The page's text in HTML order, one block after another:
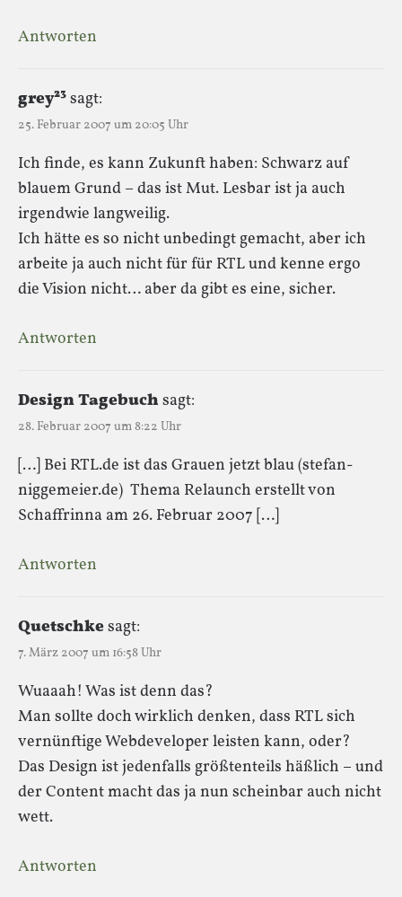
Antworten
grey²³sagt:
25. Februar 2007 um 20:05 Uhr
Ich finde, es kann Zukunft haben: Schwarz auf
blauem Grund – das ist Mut. Lesbar ist ja auch
irgendwie langweilig.
Ich hätte es so nicht unbedingt gemacht, aber ich
arbeite ja auch nicht für für RTL und kenne ergo
die Vision nicht… aber da gibt es eine, sicher.
Antworten
Design Tagebuch sagt:
28. Februar 2007 um 8:22 Uhr
[…] Bei RTL.de ist das Grauen jetzt blau (stefan-
niggemeier.de) Thema Relaunch erstellt von
Schaffrinna am 26. Februar 2007 […]
Antworten
Quetschkesagt:
7. März 2007 um 16:58 Uhr
Wuaaah! Was ist denn das?
Man sollte doch wirklich denken, dass RTL sich
vernünftige Webdeveloper leisten kann, oder?
Das Design ist jedenfalls größtenteils häßlich – und
der Content macht das ja nun scheinbar auch nicht
wett.
Antworten